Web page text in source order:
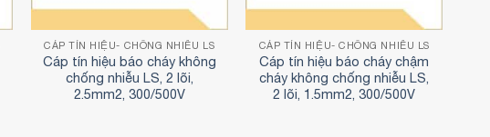
CÁP TÍN HIỆU- CHỐNG NHIỄU LS
Cáp tín hiệu báo cháy không
chống nhiễu LS, 2 lõi,
2.5mm2, 300/500V
CÁP TÍN HIỆU- CHỐNG NHIỄU LS
Cáp tín hiệu báo cháy chậm
cháy không chống nhiễu LS,
2 lõi, 1.5mm2, 300/500V